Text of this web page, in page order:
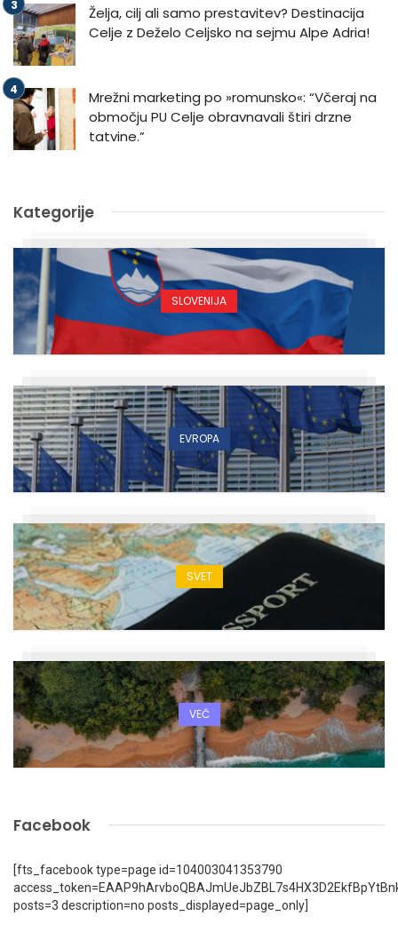
Želja, cilj ali samo prestavitev? Destinacija
Celje z Deželo Celjsko na sejmu Alpe Adria!
Mrežni marketing po »romunsko«: “Včeraj na
območju PU Celje obravnavali štiri drzne
tatvine.”
Kategorije
SLOVENIJA
EVROPA
SVET
VEČ
Facebook
[fts_facebook type=page id=104003041353790
posts=3 description=no posts_displayed=page_only]